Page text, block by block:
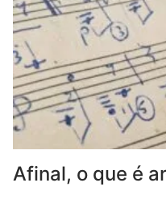
Afinal, o que é